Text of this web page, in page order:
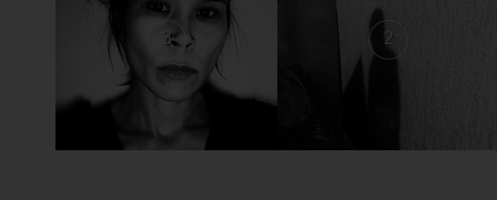
3 2